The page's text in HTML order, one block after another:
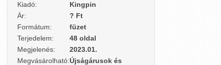
Kiadó:
Kingpin
Ár:
? Ft
Formátum:
füzet
Terjedelem:
48 oldal
Megjelenés:
2023.01.
Megvásárolható:Újságárusok és